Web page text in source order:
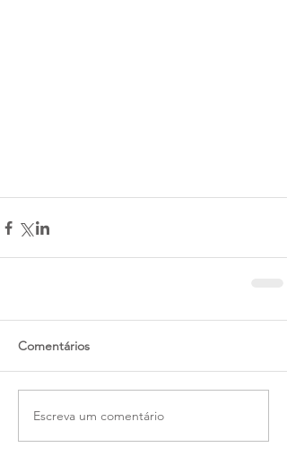
Comentários
Escreva um comentário